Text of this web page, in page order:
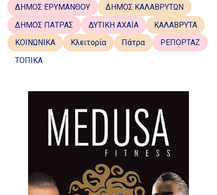
ΔΗΜΟΣ ΕΡΥΜΑΝΘΟΥ
ΔΗΜΟΣ ΚΑΛΑΒΡΥΤΩΝ
ΔΗΜΟΣ ΠΑΤΡΑΣ
ΔΥΤΙΚΗ ΑΧΑΪΑ
ΚΑΛΑΒΡΥΤΑ
ΚΟΙΝΩΝΙΚΑ
Κλειτορία Πάτρα
ΡΕΠΟΡΤΑΖ
ΤΟΠΙΚΑ